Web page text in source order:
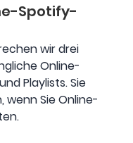
Spotify-
wir drei
Online-
Playlists. Sie
wenn Sie Online-